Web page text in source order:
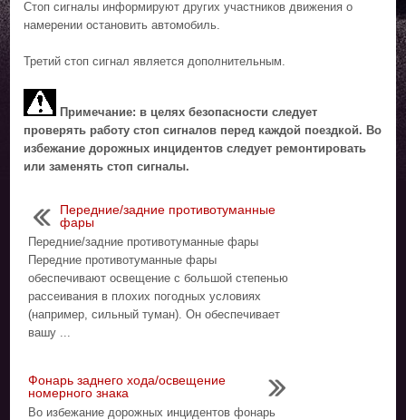
Стоп сигналы информируют других участников движения о
намерении остановить автомобиль.
Третий стоп сигнал является дополнительным.
Примечание: в целях безопасности следует
проверять работу стоп сигналов перед каждой поездкой. Во
избежание дорожных инцидентов следует ремонтировать
или заменять стоп сигналы.
Передние/задние противотуманные
фары
Передние/задние противотуманные фары
Передние противотуманные фары
обеспечивают освещение с большой степенью
рассеивания в плохих погодных условиях
(например, сильный туман). Он обеспечивает
вашу ...
Фонарь заднего хода/освещение
номерного знака
Во избежание дорожных инцидентов фонарь